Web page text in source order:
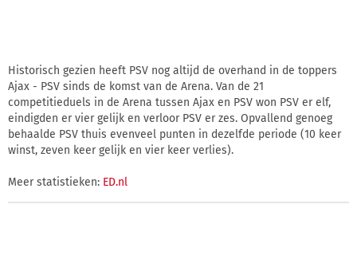
Historisch gezien heeft PSV nog altijd de overhand in de toppers
Ajax - PSV sinds de komst van de Arena. Van de 21
competitieduels in de Arena tussen Ajax en PSV won PSV er elf,
eindigden er vier gelijk en verloor PSV er zes. Opvallend genoeg
behaalde PSV thuis evenveel punten in dezelfde periode (10 keer
winst, zeven keer gelijk en vier keer verlies).
Meer statistieken: ED.nl